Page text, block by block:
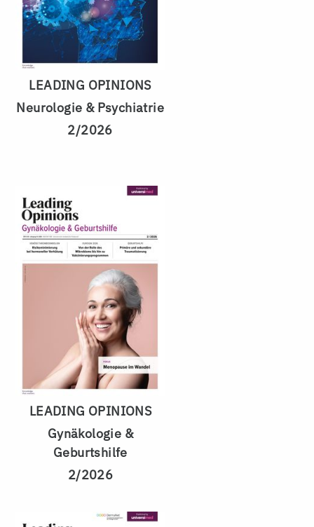
LEADING OPINIONS
Neurologie & Psychiatrie
2/2026
LEADING OPINIONS
Gynäkologie &
Geburtshilfe
2/2026